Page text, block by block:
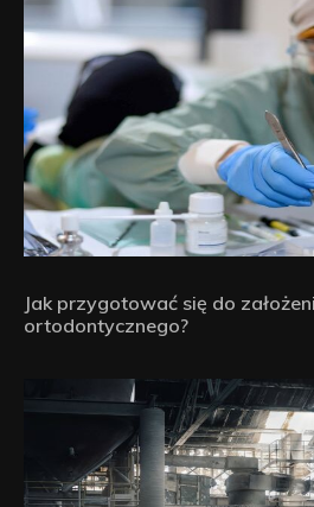
Jak przygotować się do
ortodontycznego?